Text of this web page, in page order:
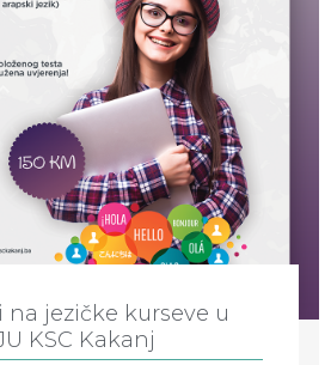
na jezičke kurseve u
KSC Kakanj